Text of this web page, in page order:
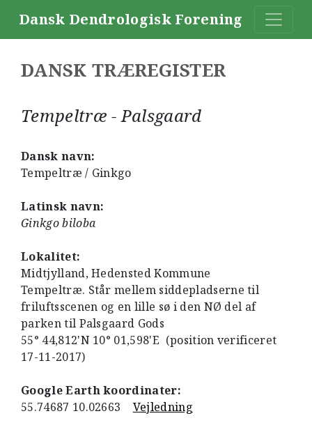
Dansk Dendrologisk Forening
DANSK TRÆREGISTER
Tempeltræ - Palsgaard
Dansk navn:
Tempeltræ / Ginkgo
Latinsk navn:
Ginkgo biloba
Lokalitet:
Midtjylland, Hedensted Kommune
Tempeltræ. Står mellem siddepladserne til
friluftsscenen og en lille sø i den NØ del af
parken til Palsgaard Gods
55° 44,812'N 10° 01,598'E (position verificeret
17-11-2017)
Google Earth koordinater:
55.74687 10.02663 Vejledning